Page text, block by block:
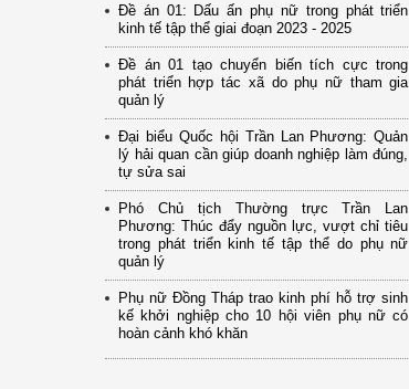
Đề án 01: Dấu ấn phụ nữ trong phát triển
kinh tế tập thể giai đoạn 2023 - 2025
Đề án 01 tạo chuyển biến tích cực trong
phát triển hợp tác xã do phụ nữ tham gia
quản lý
Đại biểu Quốc hội Trần Lan Phương: Quản
lý hải quan cần giúp doanh nghiệp làm đúng,
tự sửa sai
Phó Chủ tịch Thường trực Trần Lan
Phương: Thúc đẩy nguồn lực, vượt chỉ tiêu
trong phát triển kinh tế tập thể do phụ nữ
quản lý
Phụ nữ Đồng Tháp trao kinh phí hỗ trợ sinh
kế khởi nghiệp cho 10 hội viên phụ nữ có
hoàn cảnh khó khăn